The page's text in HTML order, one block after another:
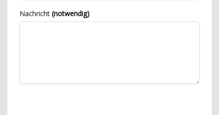
Nachricht (notwendig)